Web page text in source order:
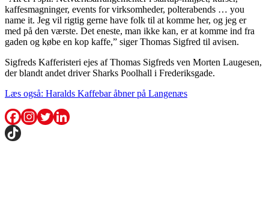
kaffesmagninger, events for virksomheder, polterabends … you
name it. Jeg vil rigtig gerne have folk til at komme her, og jeg er
med på den værste. Det eneste, man ikke kan, er at komme ind fra
gaden og købe en kop kaffe,” siger Thomas Sigfred til avisen.
Sigfreds Kafferisteri ejes af Thomas Sigfreds ven Morten Laugesen,
der blandt andet driver Sharks Poolhall i Frederiksgade.
Læs også: Haralds Kaffebar åbner på Langenæs